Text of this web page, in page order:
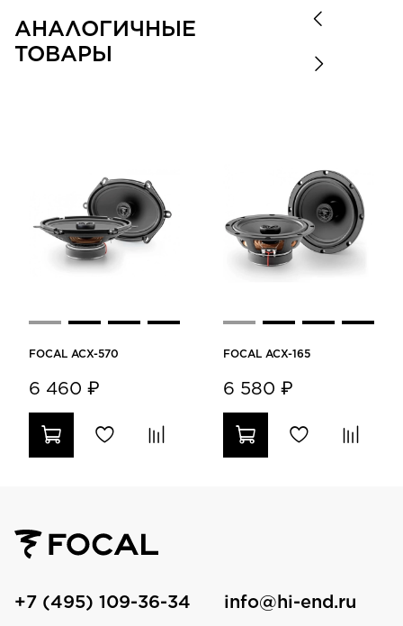
АНАЛОГИЧНЫЕ
ТОВАРЫ
FOCAL ACX-570
6 460 ₽
FOCAL ACX-165
6 580 ₽
+7 (495) 109-36-34 info@hi-end.ru